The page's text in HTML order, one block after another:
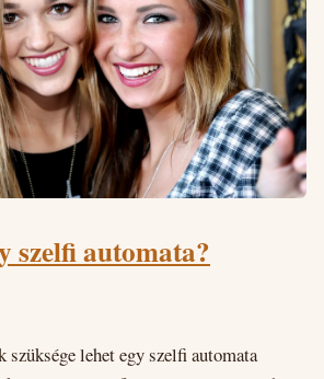
szelfi automata?
szüksége lehet egy szelfi automata